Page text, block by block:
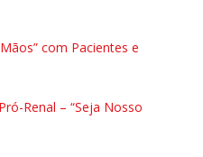
com Pacientes e
Renal – “Seja Nosso